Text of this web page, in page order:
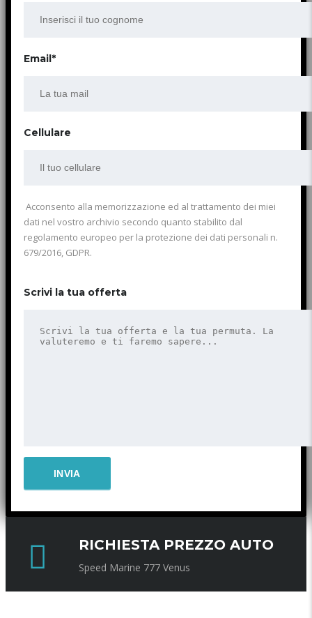
Email*
Cellulare
Acconsento alla memorizzazione ed al trattamento dei miei
dati nel vostro archivio secondo quanto stabilito dal
regolamento europeo per la protezione dei dati personali n.
679/2016, GDPR.
Scrivi la tua offerta
RICHIESTA PREZZO AUTO
Speed Marine 777 Venus